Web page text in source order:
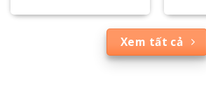
Xem tất cả